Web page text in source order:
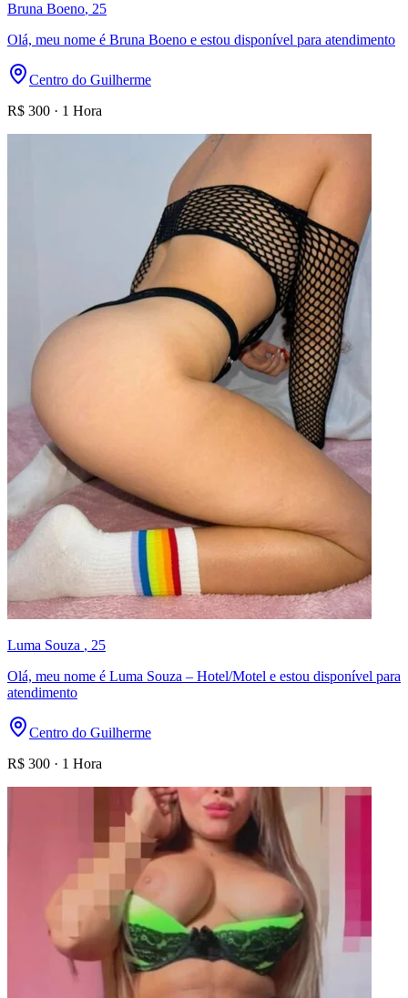
Bruna Boeno, 25
Olá, meu nome é Bruna Boeno e estou disponível para atendimento
Centro do Guilherme
R$ 300 · 1 Hora
Luma Souza , 25
Olá, meu nome é Luma Souza – Hotel/Motel e estou disponível para
atendimento
Centro do Guilherme
R$ 300 · 1 Hora